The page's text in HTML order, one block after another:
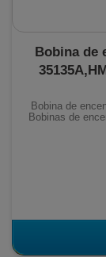
Bobina de
Bobina de
Bobinas de